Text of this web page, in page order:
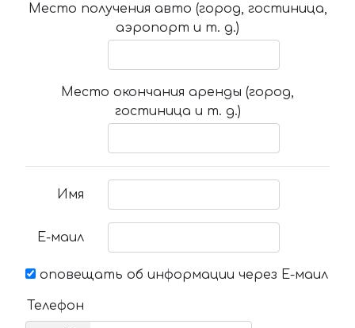
Место получения авто (город, гостиница,
аэропорт и т. д.)
Место окончания аренды (город,
гостиница и т. д.)
Имя
Е-маил
оповещать об информации через Е-маил
Телефон